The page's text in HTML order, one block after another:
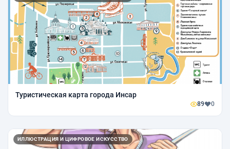
Туристическая карта города Инсар
89 0
ИЛЛЮСТРАЦИЯ И ЦИФРОВОЕ ИСКУССТВО